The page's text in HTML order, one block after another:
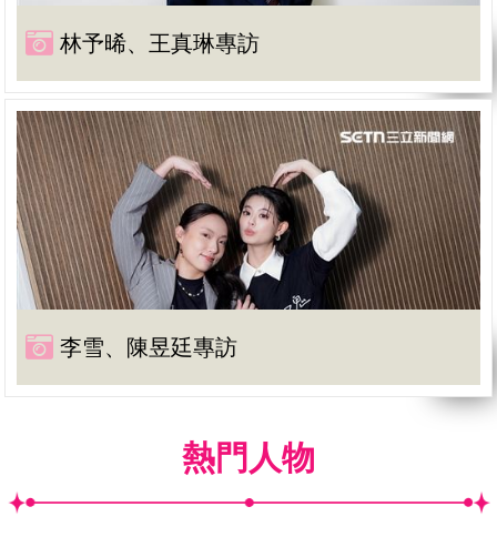
林予晞、王真琳專訪
李雪、陳昱廷專訪
熱門人物